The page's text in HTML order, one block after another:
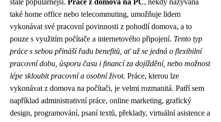
stále populárnější. Práce z domova na PC, někdy nazývaná
také home office nebo telecommuting, umožňuje lidem
vykonávat své pracovní povinnosti z pohodlí domova, a to
pouze s využitím počítače a internetového připojení. Tento typ
práce s sebou přináší řadu benefitů, ať už se jedná o flexibilní
pracovní dobu, úsporu času i financí za dojíždění, nebo možnost
lépe skloubit pracovní a osobní život. Práce, kterou lze
vykonávat z domova na počítači, je velmi rozmanitá. Patří sem
například administrativní práce, online marketing, grafický
design, programování, psaní textů, překlady, virtuální asistence a